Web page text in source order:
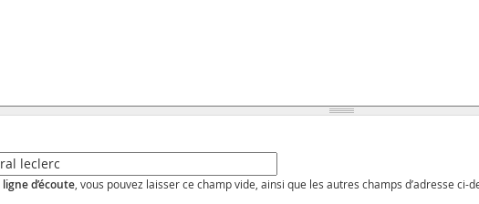
ligne d’écoute , vous pouvez laisser ce champ vide, ainsi que les autres champs d’adresse ci-